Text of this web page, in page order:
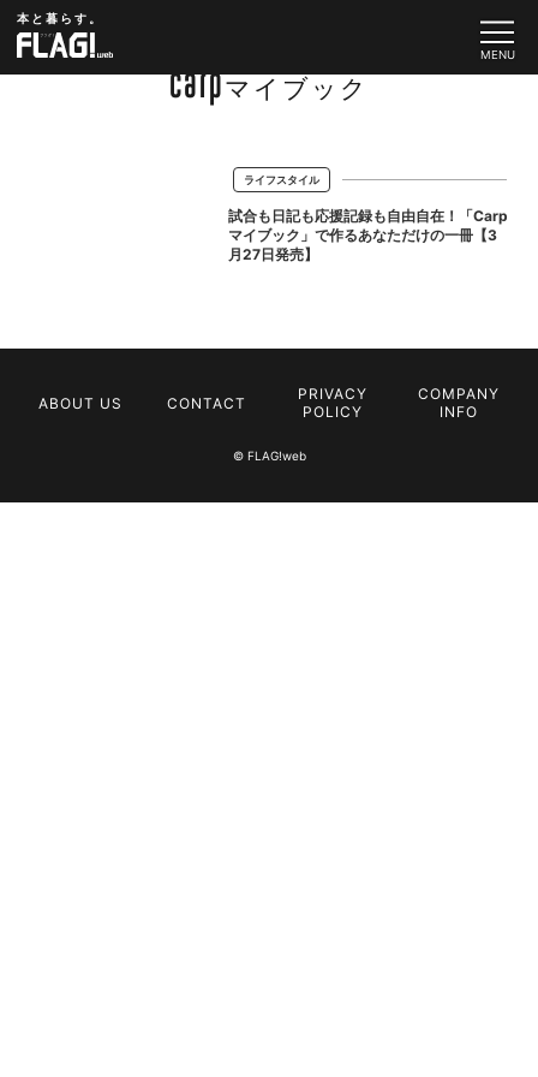
本と暮らす。
Carpマイブック
ライフスタイル
試合も日記も応援記録も自由自在！「Carp
マイブック」で作るあなただけの一冊【3
月27日発売】
ABOUT US CONTACT
PRIVACY
POLICY
COMPANY
INFO
© FLAG!web